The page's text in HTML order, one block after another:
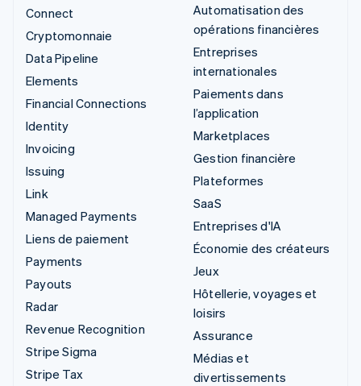
Connect
Cryptomonnaie
Data Pipeline
Elements
Financial Connections
Identity
Invoicing
Issuing
Link
Managed Payments
Liens de paiement
Payments
Payouts
Radar
Revenue Recognition
Stripe Sigma
Stripe Tax
Automatisation des
opérations financières
Entreprises
internationales
Paiements dans
l’application
Marketplaces
Gestion financière
Plateformes
SaaS
Entreprises d'IA
Économie des créateurs
Jeux
Hôtellerie, voyages et
loisirs
Assurance
Médias et
divertissements